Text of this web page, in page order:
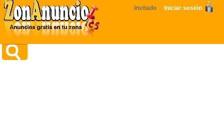
Invitado Iniciar sesión